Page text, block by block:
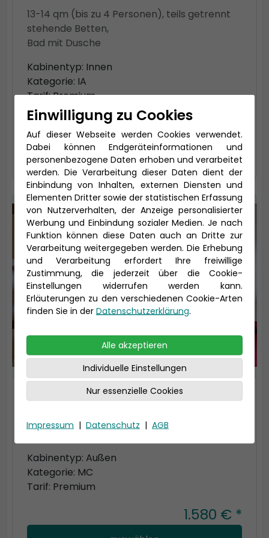
13-14 qm (bis zu 4 Personen), teils getrennt
stehende Betten,
Bad mit Dusche
Kabinentyp: Innen
Kategorie: IA
Tarif: Premium
1.405 € *
auswählen
2-Bett Meerblickkabine
19-20 qm (bis zu 4 Personen), Bad mit
Dusche, mit begehbarem Kleiderschrank
Kabinentyp: Außen
Kategorie: MC
Tarif: Premium
1.580 € *
Einwilligung zu Cookies
Auf dieser Webseite werden Cookies verwendet.
Dabei können Endgeräteinformationen und
personenbezogene Daten erhoben und verarbeitet
werden. Die Verarbeitung dieser Daten dient der
Einbindung von Inhalten, externen Diensten und
Elementen Dritter sowie der statistischen Erfassung
von Nutzerverhalten, der Anzeige personalisierter
Werbung und Einbindung sozialer Medien. Je nach
Funktion können diese Daten auch an Dritte zur
Verarbeitung weitergegeben werden. Die Erhebung
und Verarbeitung erfordert Ihre freiwillige
Zustimmung, die jederzeit über die Cookie-
Einstellungen widerrufen werden kann.
Erläuterungen zu den verschiedenen Cookie-Arten
finden Sie in der Datenschutzerklärung.
Alle akzeptieren
Individuelle Einstellungen
Nur essenzielle Cookies
Impressum | Datenschutz | AGB